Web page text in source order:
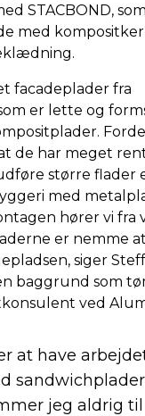
STACBOND,
med
facadeplader fra
er lette og
de har meget
større flader
med
hører vi fra
er nemme
siger
baggrund som
ved
at have
jeg aldrig til